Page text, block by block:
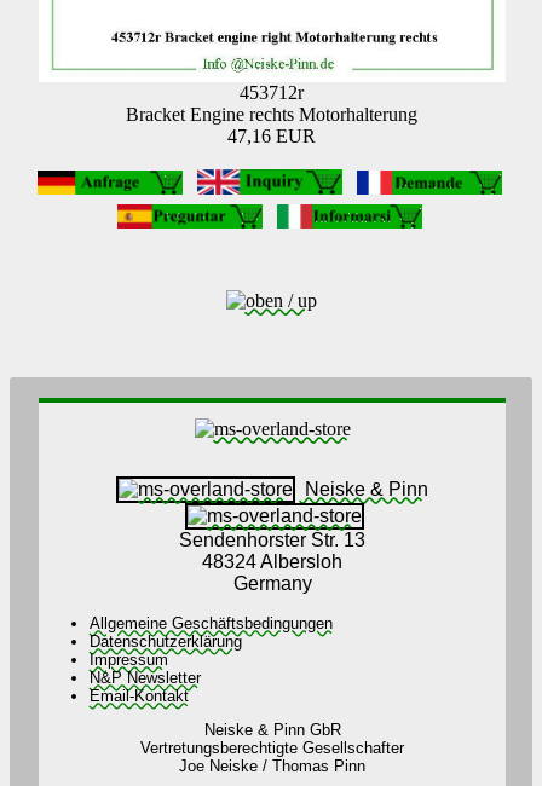
453712r
Bracket Engine rechts Motorhalterung
47,16 EUR
Neiske & Pinn
Sendenhorster Str. 13
48324 Albersloh
Germany
Allgemeine Geschäftsbedingungen
Datenschutzerklärung
Impressum
N&P Newsletter
Email-Kontakt
Neiske & Pinn GbR
Vertretungsberechtigte Gesellschafter
Joe Neiske / Thomas Pinn